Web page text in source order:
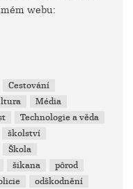
webu:
Cestování
Média
Technologie a věda
školství
Škola
šikana
pôrod
odškodnění